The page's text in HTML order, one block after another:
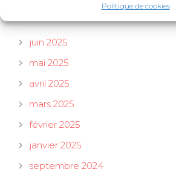
Politique de cookies
juin 2025
mai 2025
avril 2025
mars 2025
février 2025
janvier 2025
septembre 2024